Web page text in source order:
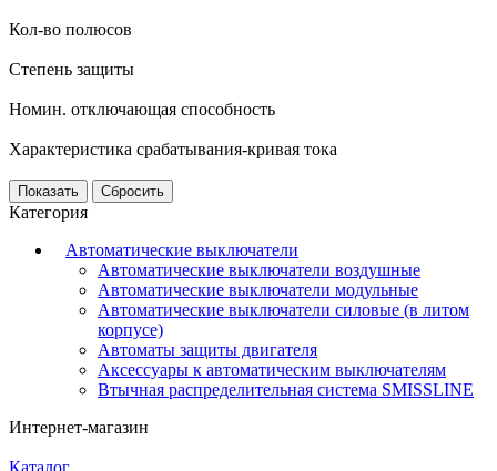
Категория
Автоматические выключатели
Автоматические выключатели воздушные
Автоматические выключатели модульные
Автоматические выключатели силовые (в литом
корпусе)
Автоматы защиты двигателя
Аксессуары к автоматическим выключателям
Втычная распределительная система SMISSLINE
Кол-во полюсов
Степень защиты
Номин. отключающая способность
Характеристика срабатывания-кривая тока
Сбросить
Интернет-магазин
Каталог